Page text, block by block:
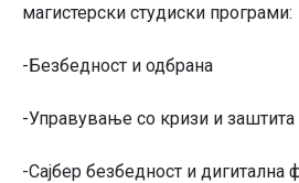
магистерски студиски програми:
-Безбедност и одбрана
-Управување со кризи и
-Сајбер безбедност и дигитална